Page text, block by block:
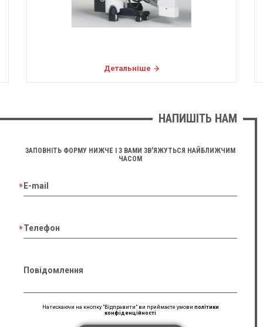
Детальніше
НАПИШІТЬ НАМ
ЗАПОВНІТЬ ФОРМУ НИЖЧЕ І З ВАМИ ЗВ'ЯЖУТЬСЯ НАЙБЛИЖЧИМ
ЧАСОМ
E-mail
Телефон
Повідомлення
Натискаючи на кнопку "Відправити" ви приймаєте умови політики
конфіденційності